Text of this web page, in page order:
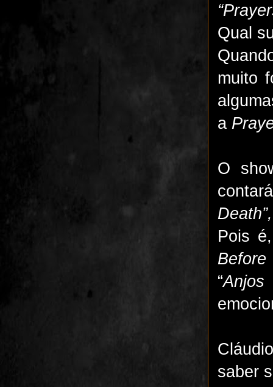
Qual
muito
a
O
Pois
“Anjos
saber